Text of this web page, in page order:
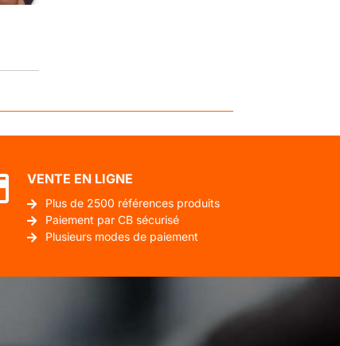
VENTE EN LIGNE
Plus de 2500 références produits
Paiement par CB sécurisé
Plusieurs modes de paiement